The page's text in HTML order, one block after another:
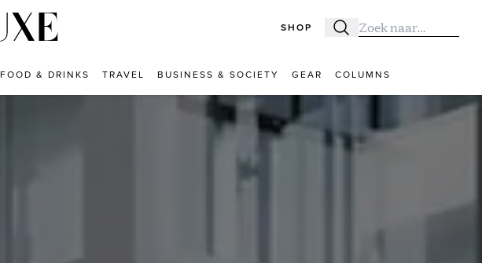
SHOP Zoeken
Zoek naar:
FOOD & DRINKS TRAVEL BUSINESS & SOCIETY GEAR COLUMNS